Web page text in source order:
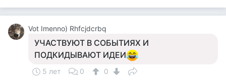
Vot Imenno) Rhfcjdcrbq
УЧАСТВУЮТ В СОБЫТИЯХ И
ПОДКИДЫВАЮТ ИДЕИ
5 лет 0 0